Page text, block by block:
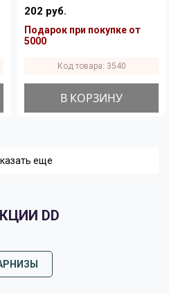
202 руб.
Подарок при покупке от
5000
Код товара: 3540
В КОРЗИНУ
еще
DD